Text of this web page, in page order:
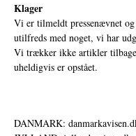
Klager
Vi er tilmeldt pressenævnet
utilfreds med noget, vi har
Vi trækker ikke artikler
uheldigvis er opstået.
DANMARK: